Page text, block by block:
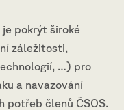
pokrýt široké
záležitosti,
…) pro
a navazování
potřeb členů ČSOS.